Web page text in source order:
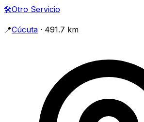
🛠️Otro Servicio
📍Cúcuta · 491.7 km